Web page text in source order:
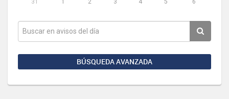
31
1 2 3 4 5 6
BÚSQUEDA AVANZADA